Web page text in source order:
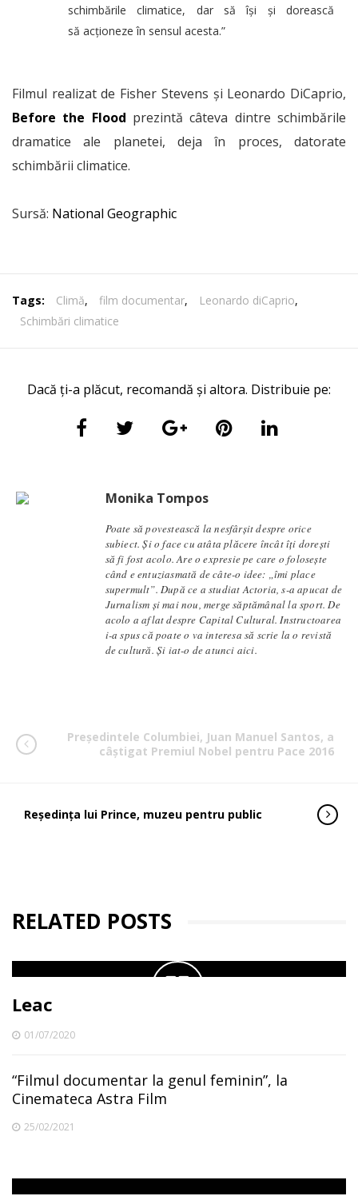
schimbările climatice, dar să își și dorească
să acționeze în sensul acesta.”
Filmul realizat de Fisher Stevens și Leonardo DiCaprio,
Before the Flood prezintă câteva dintre schimbările
dramatice ale planetei, deja în proces, datorate
schimbării climatice.
Sursă: National Geographic
Tags: Climă, film documentar, Leonardo diCaprio,
Schimbări climatice
Dacă ți-a plăcut, recomandă și altora. Distribuie pe:
Monika Tompos
Poate să povestească la nesfârșit despre orice
subiect. Și o face cu atâta plăcere încât îți dorești
să fi fost acolo. Are o expresie pe care o folosește
când e entuziasmată de câte-o idee: „îmi place
supermult”. După ce a studiat Actoria, s-a apucat de
Jurnalism și mai nou, merge săptămânal la sport. De
acolo a aflat despre Capital Cultural. Instructoarea
i-a spus că poate o va interesa să scrie la o revistă
de cultură. Și iat-o de atunci aici.
Președintele Columbiei, Juan Manuel Santos, a
câștigat Premiul Nobel pentru Pace 2016
Reședința lui Prince, muzeu pentru public
RELATED POSTS
Leac
01/07/2020
“Filmul documentar la genul feminin”, la
Cinemateca Astra Film
25/02/2021